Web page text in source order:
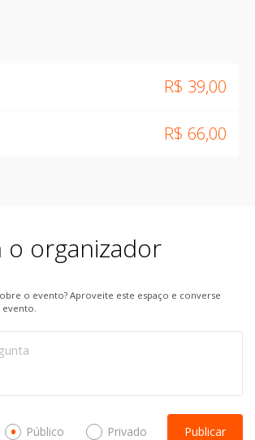
R$ 39,00
R$ 66,00
o organizador
o evento? Aproveite este espaço e converse
Publicar
Privado
Público